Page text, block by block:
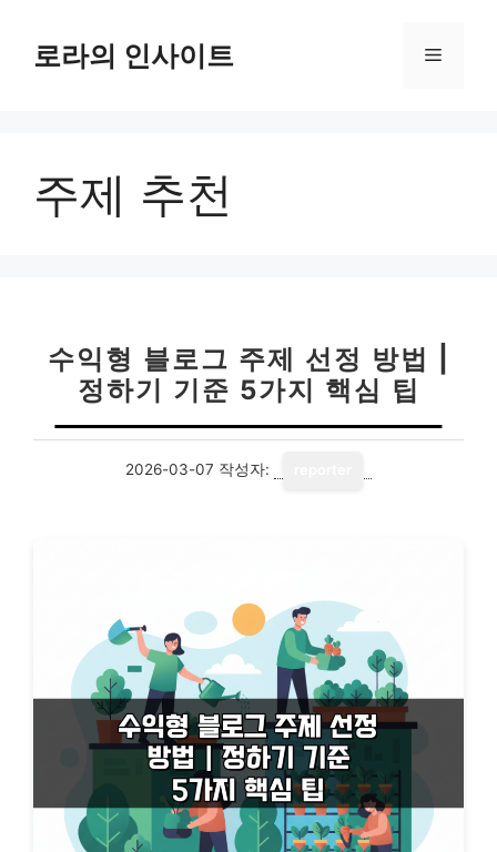
로라의 인사이트 메
주제 추천
수익형 블로그 주제 선정 방법 |
정하기 기준 5가지 핵심 팁
2026-03-07 작성자: